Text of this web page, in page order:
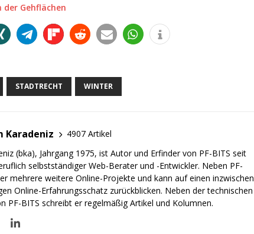
der Gehflächen
STADTRECHT WINTER
Karadeniz
4907 Artikel
(bka), Jahrgang 1975, ist Autor und Erfinder von PF-BITS seit
selbstständiger Web-Berater und -Entwickler. Neben PF-
mehrere weitere Online-Projekte und kann auf einen inzwischen
Online-Erfahrungsschatz zurückblicken. Neben der technischen
PF-BITS schreibt er regelmäßig Artikel und Kolumnen.